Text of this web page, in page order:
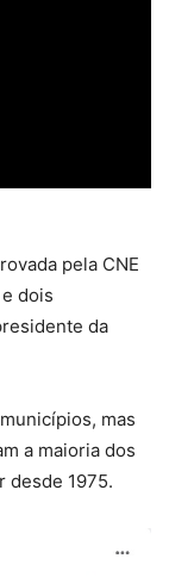
pela CNE
dois
da
mas
a maioria dos
desde 1975.